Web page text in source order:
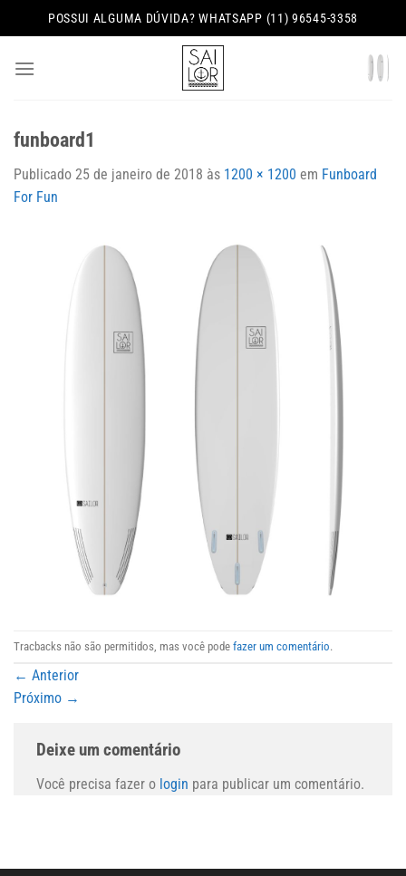
to
POSSUI ALGUMA DÚVIDA? WHATSAPP (11) 96545-3358
funboard1
Publicado 25 de janeiro de 2018 às 1200 × 1200 em Funboard
For Fun
Tracbacks não são permitidos, mas você pode fazer um comentário.
← Anterior
Próximo →
Deixe um comentário
Você precisa fazer o login para publicar um comentário.